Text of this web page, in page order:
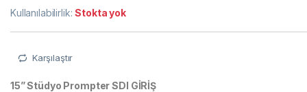
Kullanılabilirlik:Stokta yok
Karşılaştır
15” Stüdyo Prompter SDI GİRİŞ